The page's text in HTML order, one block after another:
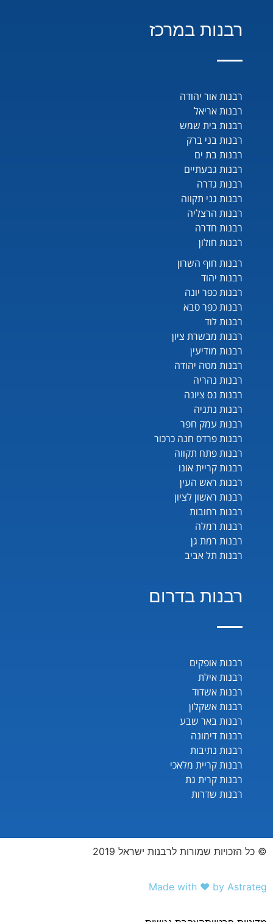
רבנות במרכז
רבנות אור יהודה
רבנות אריאל
רבנות בית שמש
רבנות בני ברק
רבנות בת ים
רבנות גבעתיים
רבנות גדרה
רבנות גני תקווה
רבנות הרצליה
רבנות חדרה
רבנות חולון
רבנות חוף השרון
רבנות יהוד
רבנות כפר יונה
רבנות כפר סבא
רבנות לוד
רבנות מבשרת ציון
רבנות מודיעין
רבנות מטה יהודה
רבנות נהריה
רבנות נס ציונה
רבנות נתניה
רבנות עמק חפר
רבנות פרדס חנה כרכור
רבנות פתח תקווה
רבנות קריית אונו
רבנות ראש העין
רבנות ראשון לציון
רבנות רחובות
רבנות רמלה
רבנות רמת גן
רבנות תל אביב
רבנות בדרום
רבנות אופקים
רבנות אילת
רבנות אשדוד
רבנות אשקלון
רבנות באר שבע
רבנות דימונה
רבנות נתיבות
רבנות קריית מלאכי
רבנות קרית גת
רבנות שדרות
© כל הזכויות שמורות לרבנות ישראל 2019
Made with ❤️ by Astrateg